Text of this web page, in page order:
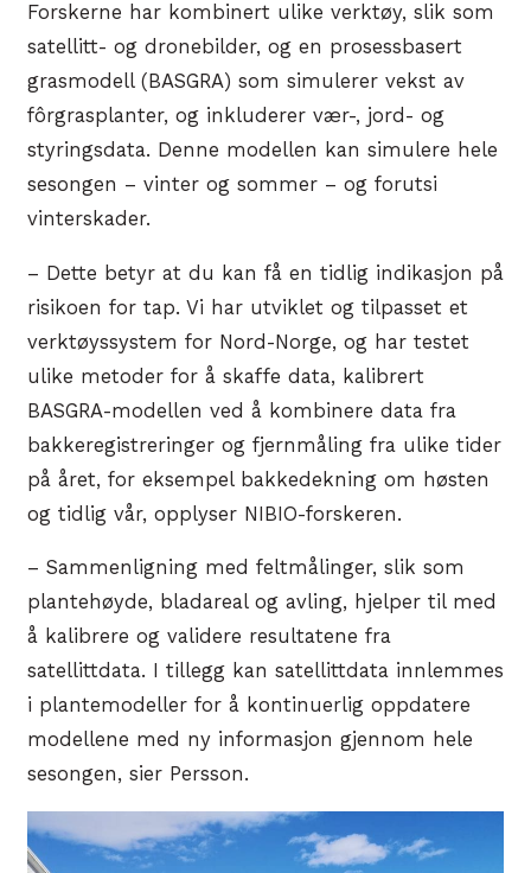
Forskerne har kombinert ulike verktøy, slik som
satellitt- og dronebilder, og en prosessbasert
grasmodell (BASGRA) som simulerer vekst av
fôrgrasplanter, og inkluderer vær-, jord- og
styringsdata. Denne modellen kan simulere hele
sesongen – vinter og sommer – og forutsi
vinterskader.
– Dette betyr at du kan få en tidlig indikasjon på
risikoen for tap. Vi har utviklet og tilpasset et
verktøyssystem for Nord-Norge, og har testet
ulike metoder for å skaffe data, kalibrert
BASGRA-modellen ved å kombinere data fra
bakkeregistreringer og fjernmåling fra ulike tider
på året, for eksempel bakkedekning om høsten
og tidlig vår, opplyser NIBIO-forskeren.
– Sammenligning med feltmålinger, slik som
plantehøyde, bladareal og avling, hjelper til med
å kalibrere og validere resultatene fra
satellittdata. I tillegg kan satellittdata innlemmes
i plantemodeller for å kontinuerlig oppdatere
modellene med ny informasjon gjennom hele
sesongen, sier Persson.